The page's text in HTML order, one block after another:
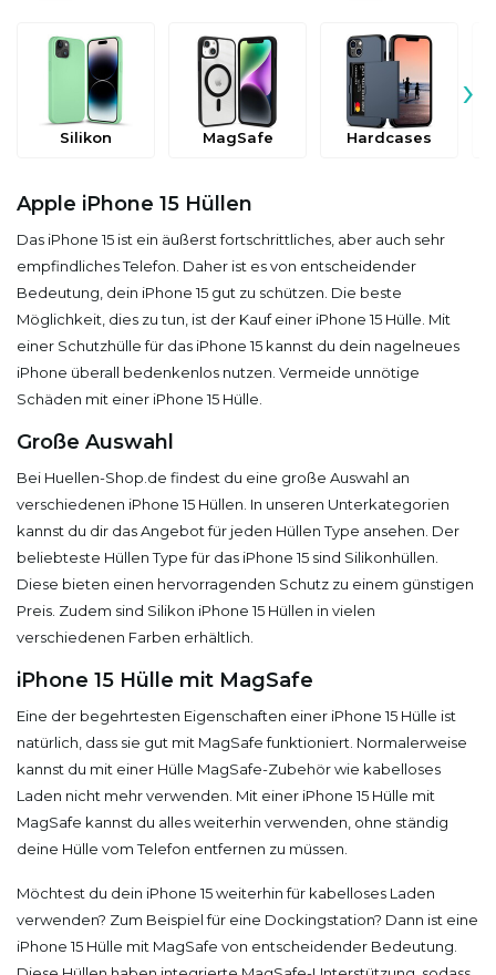
Silikon MagSafe Hardcases
›
Apple iPhone 15 Hüllen
Das iPhone 15 ist ein äußerst fortschrittliches, aber auch sehr
empfindliches Telefon. Daher ist es von entscheidender
Bedeutung, dein iPhone 15 gut zu schützen. Die beste
Möglichkeit, dies zu tun, ist der Kauf einer iPhone 15 Hülle. Mit
einer Schutzhülle für das iPhone 15 kannst du dein nagelneues
iPhone überall bedenkenlos nutzen. Vermeide unnötige
Schäden mit einer iPhone 15 Hülle.
Große Auswahl
Bei Huellen-Shop.de findest du eine große Auswahl an
verschiedenen iPhone 15 Hüllen. In unseren Unterkategorien
kannst du dir das Angebot für jeden Hüllen Type ansehen. Der
beliebteste Hüllen Type für das iPhone 15 sind Silikonhüllen.
Diese bieten einen hervorragenden Schutz zu einem günstigen
Preis. Zudem sind Silikon iPhone 15 Hüllen in vielen
verschiedenen Farben erhältlich.
iPhone 15 Hülle mit MagSafe
Eine der begehrtesten Eigenschaften einer iPhone 15 Hülle ist
natürlich, dass sie gut mit MagSafe funktioniert. Normalerweise
kannst du mit einer Hülle MagSafe-Zubehör wie kabelloses
Laden nicht mehr verwenden. Mit einer iPhone 15 Hülle mit
MagSafe kannst du alles weiterhin verwenden, ohne ständig
deine Hülle vom Telefon entfernen zu müssen.
Möchtest du dein iPhone 15 weiterhin für kabelloses Laden
verwenden? Zum Beispiel für eine Dockingstation? Dann ist eine
iPhone 15 Hülle mit MagSafe von entscheidender Bedeutung.